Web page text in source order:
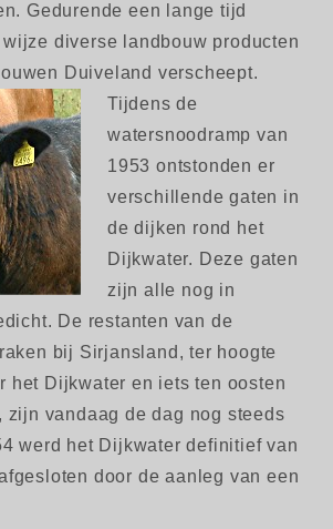
Gedurende een lange tijd
diverse landbouw producten
Duiveland verscheept.
Tijdens de
watersnoodramp van
1953 ontstonden er
verschillende gaten in
de dijken rond het
Dijkwater. Deze gaten
zijn alle nog in
De restanten van de
bij Sirjansland, ter hoogte
het Dijkwater en iets ten oosten
zijn vandaag de dag nog steeds
werd het Dijkwater definitief van
door de aanleg van een